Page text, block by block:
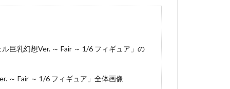
巨乳幻想Ver. ～ Fair ～ 1/6 フィギュア」の
～ Fair ～ 1/6 フィギュア」全体画像